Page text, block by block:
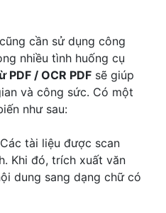
cần sử dụng công
nhiều tình huống cụ
/ OCR PDF sẽ giúp
và công sức. Có một
như sau:
tài liệu được scan
Khi đó, trích xuất văn
dung sang dạng chữ có